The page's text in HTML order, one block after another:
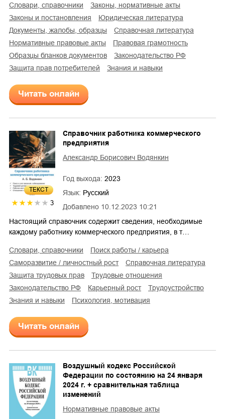
словари, справочники
законы, нормативные акты
законы и постановления
юридическая литература
документы, жалобы, образцы
справочная литература
нормативные правовые акты
правовая грамотность
образцы бланков документов
законодательство РФ
защита прав потребителей
знания и навыки
Читать онлайн
ТЕКСТ
3 Добавлено 10.12.2023 10:21
Справочник работника коммерческого
предприятия
Александр Борисович Водянкин
Год выхода: 2023
Язык: Русский
Настоящий справочник содержит сведения, необходимые
каждому работнику коммерческого предприятия, в т…
словари, справочники
поиск работы / карьера
саморазвитие / личностный рост
справочная литература
защита трудовых прав
трудовые отношения
законодательство РФ
карьерный рост
трудоустройство
знания и навыки
психология, мотивация
Читать онлайн
Воздушный кодекс Российской
Федерации по состоянию на 24 января
2024 г. + сравнительная таблица
изменений
Нормативные правовые акты